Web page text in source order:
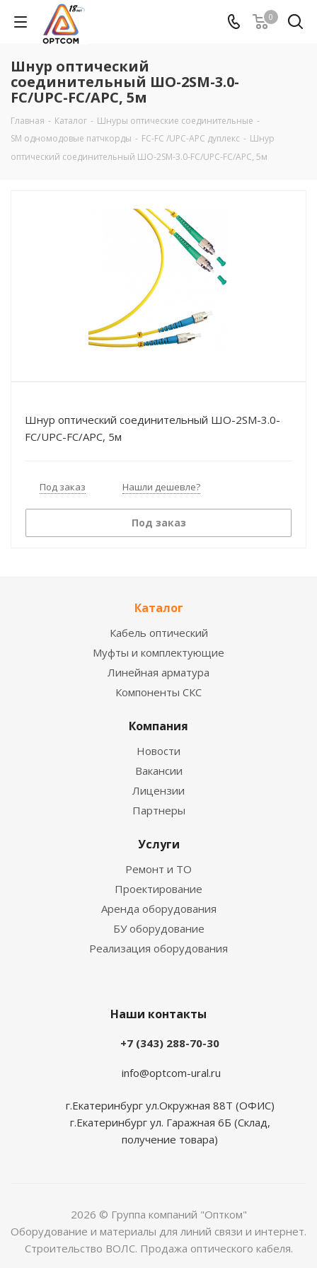
0
Шнур оптический
соединительный ШО-2SM-3.0-
FC/UPC-FC/АPC, 5м
Главная - Каталог - Шнуры оптические соединительные -
SM одномодовые патчкорды - FC-FC /UPC-APC дуплекс - Шнур
оптический соединительный ШО-2SM-3.0-FC/UPC-FC/АPC, 5м
Шнур оптический соединительный ШО-2SM-3.0-
FC/UPC-FC/АPC, 5м
Под заказ Нашли дешевле?
Под заказ
Каталог
Кабель оптический
Муфты и комплектующие
Линейная арматура
Компоненты СКС
Компания
Новости
Вакансии
Лицензии
Партнеры
Услуги
Ремонт и ТО
Проектирование
Аренда оборудования
БУ оборудование
Реализация оборудования
Наши контакты
+7 (343) 288-70-30
info@optcom-ural.ru
г.Екатеринбург ул.Окружная 88Т (ОФИС)
г.Екатеринбург ул. Гаражная 6Б (Склад,
получение товара)
2026 © Группа компаний "Оптком"
Оборудование и материалы для линий связи и интернет.
Строительство ВОЛС. Продажа оптического кабеля.